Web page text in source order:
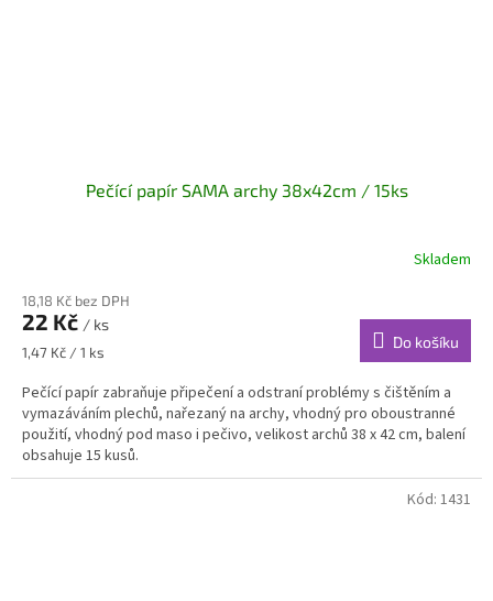
Pečící papír SAMA archy 38x42cm / 15ks
Skladem
18,18 Kč bez DPH
22 Kč / ks
Měrná
1,47 Kč / 1 ks
Do košíku
Pečící papír zabraňuje připečení a odstraní problémy s čištěním a
vymazáváním plechů, nařezaný na archy, vhodný pro oboustranné
použití, vhodný pod maso i pečivo, velikost archů 38 x 42 cm, balení
obsahuje 15 kusů.
Kód: 1431